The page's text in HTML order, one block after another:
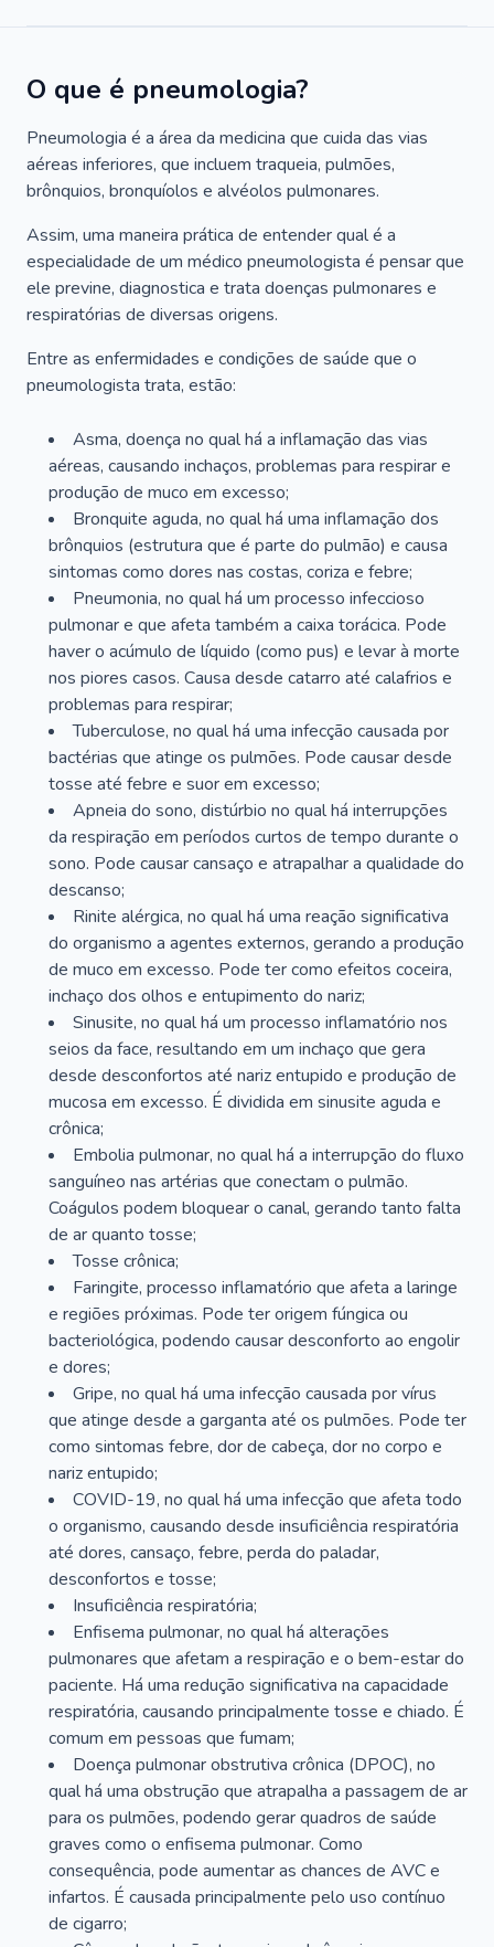
O que é pneumologia?
Pneumologia é a área da medicina que cuida das vias
aéreas inferiores, que incluem traqueia, pulmões,
brônquios, bronquíolos e alvéolos pulmonares.
Assim, uma maneira prática de entender qual é a
especialidade de um médico pneumologista é pensar que
ele previne, diagnostica e trata doenças pulmonares e
respiratórias de diversas origens.
Entre as enfermidades e condições de saúde que o
pneumologista trata, estão:
Asma, doença no qual há a inflamação das vias
aéreas, causando inchaços, problemas para respirar e
produção de muco em excesso;
Bronquite aguda, no qual há uma inflamação dos
brônquios (estrutura que é parte do pulmão) e causa
sintomas como dores nas costas, coriza e febre;
Pneumonia, no qual há um processo infeccioso
pulmonar e que afeta também a caixa torácica. Pode
haver o acúmulo de líquido (como pus) e levar à morte
nos piores casos. Causa desde catarro até calafrios e
problemas para respirar;
Tuberculose, no qual há uma infecção causada por
bactérias que atinge os pulmões. Pode causar desde
tosse até febre e suor em excesso;
Apneia do sono, distúrbio no qual há interrupções
da respiração em períodos curtos de tempo durante o
sono. Pode causar cansaço e atrapalhar a qualidade do
descanso;
Rinite alérgica, no qual há uma reação significativa
do organismo a agentes externos, gerando a produção
de muco em excesso. Pode ter como efeitos coceira,
inchaço dos olhos e entupimento do nariz;
Sinusite, no qual há um processo inflamatório nos
seios da face, resultando em um inchaço que gera
desde desconfortos até nariz entupido e produção de
mucosa em excesso. É dividida em sinusite aguda e
crônica;
Embolia pulmonar, no qual há a interrupção do fluxo
sanguíneo nas artérias que conectam o pulmão.
Coágulos podem bloquear o canal, gerando tanto falta
de ar quanto tosse;
Tosse crônica;
Faringite, processo inflamatório que afeta a laringe
e regiões próximas. Pode ter origem fúngica ou
bacteriológica, podendo causar desconforto ao engolir
e dores;
Gripe, no qual há uma infecção causada por vírus
que atinge desde a garganta até os pulmões. Pode ter
como sintomas febre, dor de cabeça, dor no corpo e
nariz entupido;
COVID-19, no qual há uma infecção que afeta todo
o organismo, causando desde insuficiência respiratória
até dores, cansaço, febre, perda do paladar,
desconfortos e tosse;
Insuficiência respiratória;
Enfisema pulmonar, no qual há alterações
pulmonares que afetam a respiração e o bem-estar do
paciente. Há uma redução significativa na capacidade
respiratória, causando principalmente tosse e chiado. É
comum em pessoas que fumam;
Doença pulmonar obstrutiva crônica (DPOC), no
qual há uma obstrução que atrapalha a passagem de ar
para os pulmões, podendo gerar quadros de saúde
graves como o enfisema pulmonar. Como
consequência, pode aumentar as chances de AVC e
infartos. É causada principalmente pelo uso contínuo
de cigarro;